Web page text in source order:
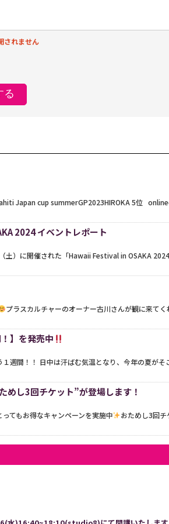
されません
Japan cup summerGP2023HIROKA 5位
2024 イベントレポート
土）に開催された「Hawaii Festival in OSAKA
プラスカルチャーのオーナー古川さんが観に来て
】を発売中
１週間！！ 日中は汗ばむ気温となり、今年の夏がそ
めし3回チケット”が登場します！
てもお得なキャンペーンを実施中
おためし3回